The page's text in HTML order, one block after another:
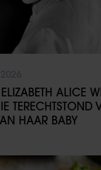
ALICE
TERECHTSTOND
HAAR BABY